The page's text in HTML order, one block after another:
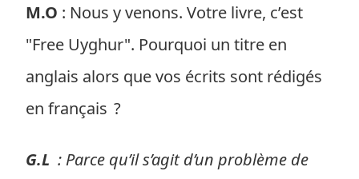
M.O : Nous y venons. Votre livre, c’est
"Free Uyghur". Pourquoi un titre en
anglais alors que vos écrits sont rédigés
en français ?
G.L : Parce qu’il s’agit d’un problème de